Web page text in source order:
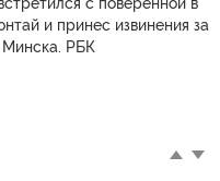
и принес извинения за
Минска. РБК